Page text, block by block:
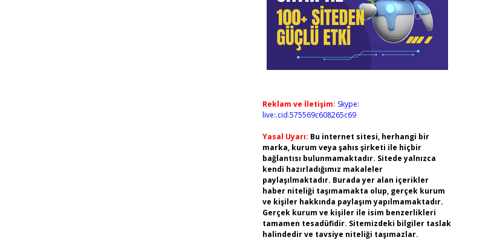
Reklam ve İletişim: Skype:
live:.cid.575569c608265c69
Yasal Uyarı: Bu internet sitesi, herhangi bir
marka, kurum veya şahıs şirketi ile hiçbir
bağlantısı bulunmamaktadır. Sitede yalnızca
kendi hazırladığımız makaleler
paylaşılmaktadır. Burada yer alan içerikler
haber niteliği taşımamakta olup, gerçek kurum
ve kişiler hakkında paylaşım yapılmamaktadır.
Gerçek kurum ve kişiler ile isim benzerlikleri
tamamen tesadüfidir. Sitemizdeki bilgiler taslak
halindedir ve tavsiye niteliği taşımazlar.